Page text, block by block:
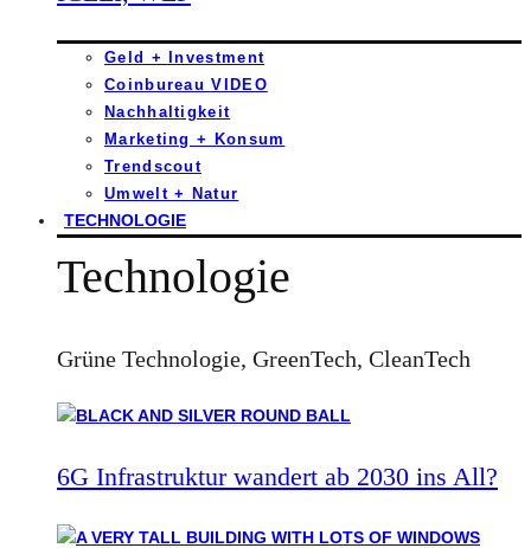
Geld + Investment
Coinbureau VIDEO
Nachhaltigkeit
Marketing + Konsum
Trendscout
Umwelt + Natur
TECHNOLOGIE
Technologie
Grüne Technologie, GreenTech, CleanTech
6G Infrastruktur wandert ab 2030 ins All?